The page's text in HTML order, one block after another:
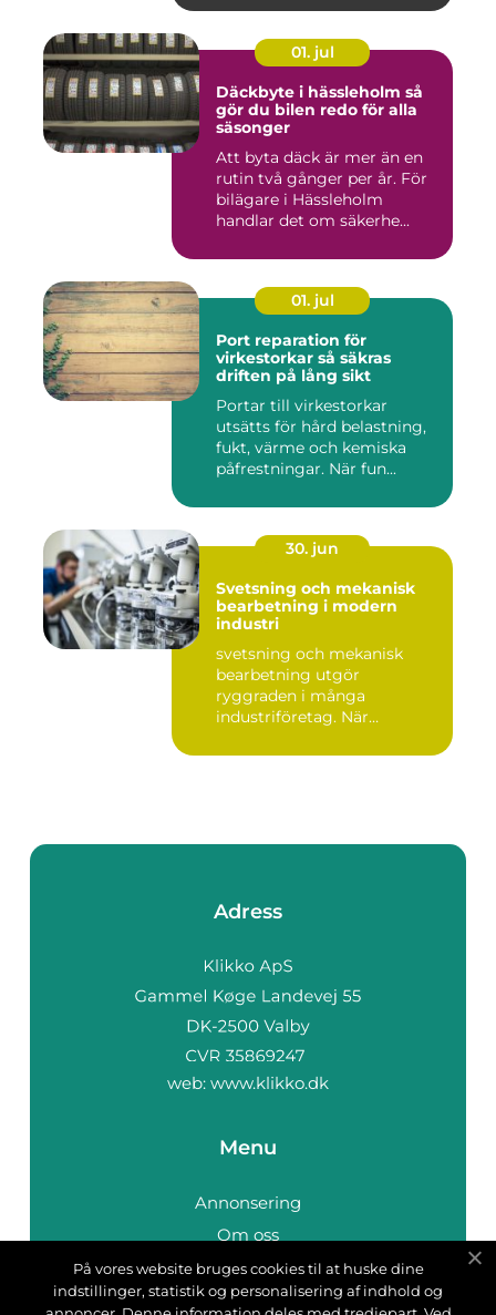
01. jul
Däckbyte i hässleholm så
gör du bilen redo för alla
säsonger
Att byta däck är mer än en
rutin två gånger per år. För
bilägare i Hässleholm
handlar det om säkerhe...
01. jul
Port reparation för
virkestorkar så säkras
driften på lång sikt
Portar till virkestorkar
utsätts för hård belastning,
fukt, värme och kemiska
påfrestningar. När fun...
30. jun
Svetsning och mekanisk
bearbetning i modern
industri
svetsning och mekanisk
bearbetning utgör
ryggraden i många
industriföretag. När
Adress
web: www.klikko.dk
Menu
Annonsering
Om oss
Cookies
Kontakta oss
På vores website bruges cookies til at huske dine
indstillinger, statistik og personalisering af indhold og